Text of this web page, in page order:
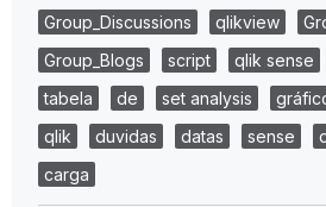
Group_Discussions qlikview
Group_Blogs
script qlik sense
tabela
de set analysis
qlik
duvidas datas sense
carga